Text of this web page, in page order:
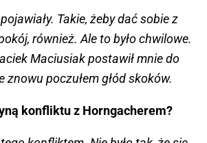
Takie, żeby dać sobie z
również. Ale to było chwilowe.
Maciusiak postawił mnie do
znowu poczułem głód skoków.
konfliktu z Horngacherem?